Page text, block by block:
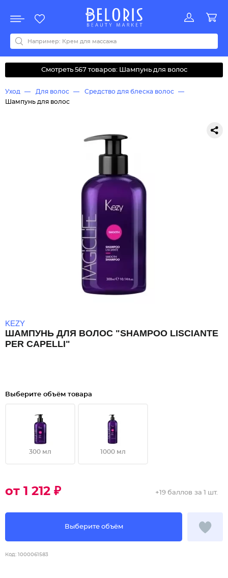
Акции
Все бренды
0-9ABCDEFGHIJKLMNOPQRSTUVWYZАБВДЗИМОКЛНПРСТУФ
Смотреть 567 товаров: Шампунь для волос
Уход Для волос
Средство для блеска волос
Шампунь для волос
KEZY
ШАМПУНЬ ДЛЯ ВОЛОС "SHAMPOO LISCIANTE
PER CAPELLI"
Выберите объём товара
300 мл 1000 мл
от 1 212 ₽
Выберите объём
+19 баллов за 1 шт.
Код: 1000061583